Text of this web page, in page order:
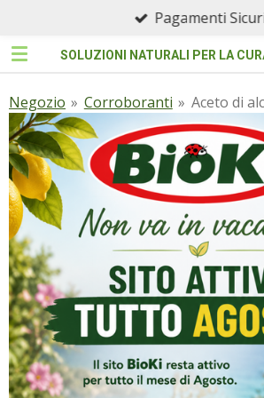
contenutoSOLUZIONI NATURALI PER LA
Pagamenti
Negozio » Corroboranti » Aceto di